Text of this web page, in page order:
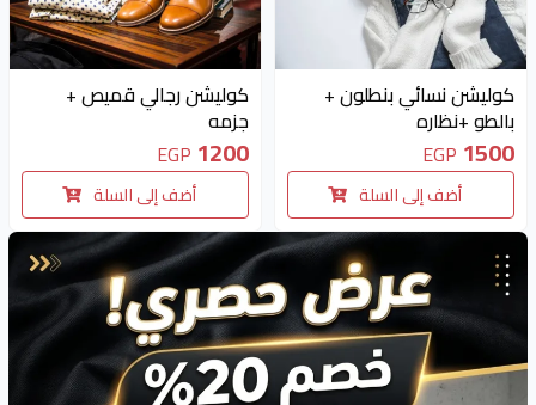
متوفر 1 قطع
كوليشن نسائي بنطلون +
بالطو +نظاره
1500
EGP
أضف إلى السلة
متوفر 1 قطع
كوليشن رجالي قميص +
جزمه
1200
EGP
أضف إلى السلة